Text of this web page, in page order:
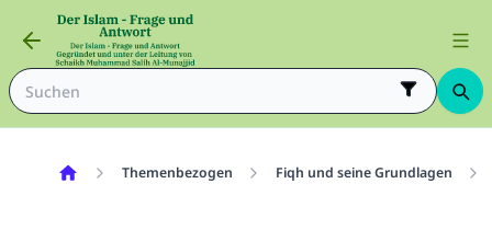
Themenbezogen Fiqh und seine Grundlagen